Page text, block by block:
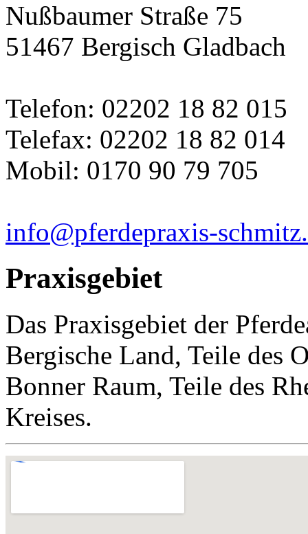
Nußbaumer Straße 75
51467 Bergisch Gladbach
Telefon: 02202 18 82 015
Telefax: 02202 18 82 014
Mobil: 0170 90 79 705
info@pferdepraxis-
Praxisgebiet
Das Praxisgebiet der
Bergische Land, Teile des
Bonner Raum, Teile des
Kreises.